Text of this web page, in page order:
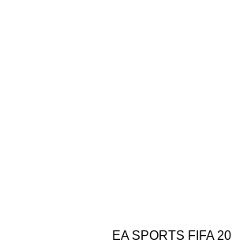
EA SPORTS FIFA 20